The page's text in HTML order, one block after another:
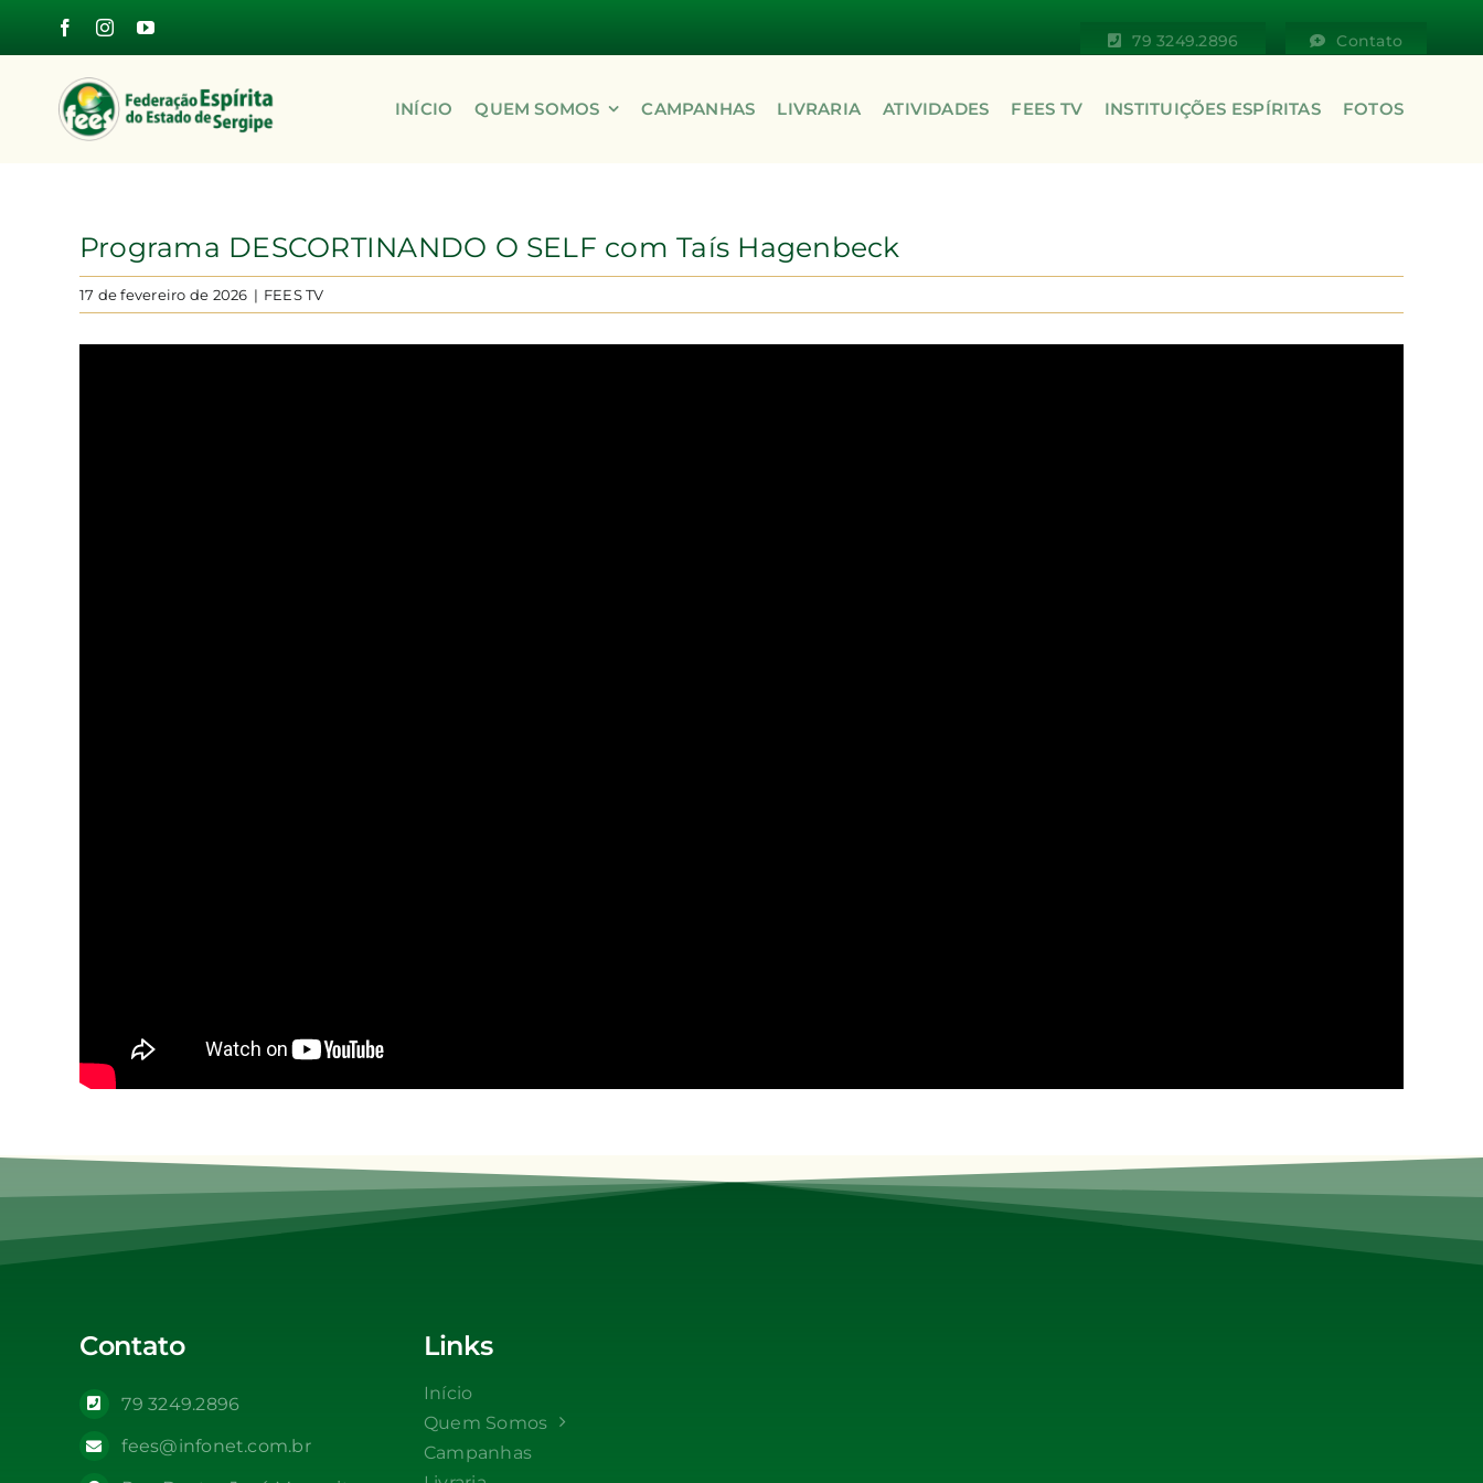
79 3249.2896 Contato
INÍCIO QUEM SOMOS CAMPANHAS LIVRARIA ATIVIDADES FEES TV INSTITUIÇÕES ESPÍRITAS FOTOS
Programa DESCORTINANDO O SELF com Taís Hagenbeck
17 de fevereiro de 2026 | FEES TV
Contato
79 3249.2896
fees@infonet.com.br
Links
Início
Quem Somos
Campanhas